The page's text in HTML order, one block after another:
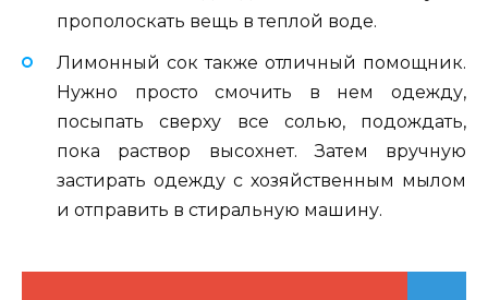
прополоскать вещь в теплой воде.
Лимонный сок также отличный помощник.
Нужно просто смочить в нем одежду,
посыпать сверху все солью, подождать,
пока раствор высохнет. Затем вручную
застирать одежду с хозяйственным мылом
и отправить в стиральную машину.